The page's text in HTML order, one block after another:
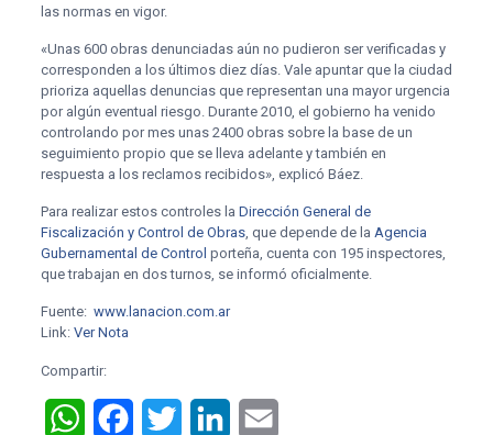
las normas en vigor.
«Unas 600 obras denunciadas aún no pudieron ser verificadas y
corresponden a los últimos diez días. Vale apuntar que la ciudad
prioriza aquellas denuncias que representan una mayor urgencia
por algún eventual riesgo. Durante 2010, el gobierno ha venido
controlando por mes unas 2400 obras sobre la base de un
seguimiento propio que se lleva adelante y también en
respuesta a los reclamos recibidos», explicó Báez.
Para realizar estos controles la Dirección General de
Fiscalización y Control de Obras, que depende de la Agencia
Gubernamental de Control porteña, cuenta con 195 inspectores,
que trabajan en dos turnos, se informó oficialmente.
Fuente: www.lanacion.com.ar
Link: Ver Nota
Compartir:
WhatsAppFacebookTwitter LinkedIn